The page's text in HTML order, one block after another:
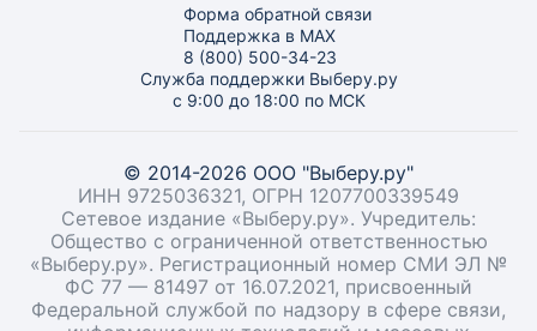
Форма обратной связи
Поддержка в MAX
8 (800) 500-34-23
Служба поддержки Выберу.ру
с 9:00 до 18:00 по МСК
© 2014-2026 ООО "Выберу.ру"
ИНН 9725036321, ОГРН 1207700339549
Сетевое издание «Выберу.ру». Учредитель:
Общество с ограниченной ответственностью
«Выберу.ру». Регистрационный номер СМИ ЭЛ №
ФС 77 — 81497 от 16.07.2021, присвоенный
Федеральной службой по надзору в сфере связи,